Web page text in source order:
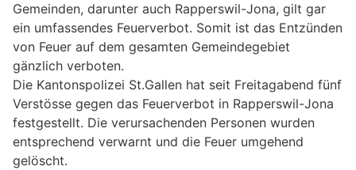
Gemeinden, darunter auch Rapperswil-Jona, gilt gar
ein umfassendes Feuerverbot. Somit ist das Entzünden
von Feuer auf dem gesamten Gemeindegebiet
gänzlich verboten.
Die Kantonspolizei St.Gallen hat seit Freitagabend fünf
Verstösse gegen das Feuerverbot in Rapperswil-Jona
festgestellt. Die verursachenden Personen wurden
entsprechend verwarnt und die Feuer umgehend
gelöscht.